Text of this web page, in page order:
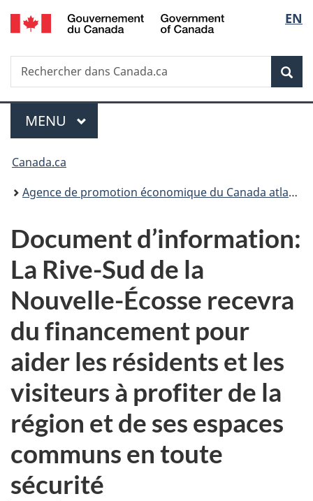
Passer
au
principal
Passer
à
Au
du
Passer
à
version
simplifiée
de
la
EN
Recherche
Rechercher
dans
Menu
MENU PRINCIPAL
Vous
êtes
Canada.ca
Agence de promotion économique du Canada atlantique
Document d’information:
La Rive-Sud de la
Nouvelle-Écosse recevra
du financement pour
aider les résidents et les
visiteurs à profiter de la
région et de ses espaces
communs en toute
sécurité